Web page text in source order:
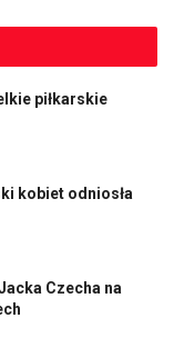
piłkarskie
kobiet odniosła
Czecha na